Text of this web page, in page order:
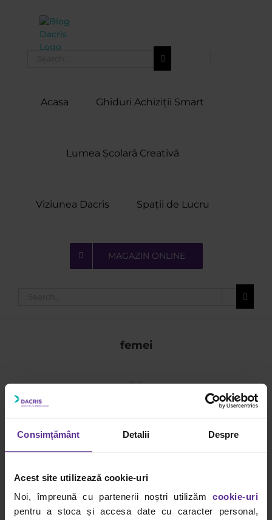
Consimțământ Detalii Despre
Acest site utilizează cookie-uri
Noi, împreună cu partenerii noștri utilizăm cookie-uri
pentru a stoca și accesa date cu caracter personal,
Acasa Ghiduri Achiziții Smart
Lumea Școlară Creativă
Viziunea Dacris Spații de Lucru
MAGAZIN ONLINE
femei
mai 2026